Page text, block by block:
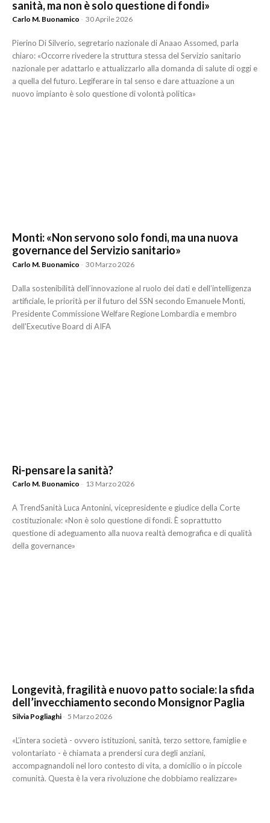
sanità, ma non è solo questione di fondi»
Carlo M. Buonamico - 30 Aprile 2026
Pierino Di Silverio, segretario nazionale di Anaao Assomed, parla
chiaro: «Occorre rivedere la struttura stessa del Servizio sanitario
nazionale per adattarlo e attualizzarlo alla domanda di salute di oggi e
a quella del futuro. Legiferare in tal senso e dare attuazione a un
nuovo impianto è solo questione di volontà politica»
Monti: «Non servono solo fondi, ma una nuova
governance del Servizio sanitario»
Carlo M. Buonamico - 30 Marzo 2026
Dalla sostenibilità dell’innovazione al ruolo dei dati e dell’intelligenza
artificiale, le priorità per il futuro del SSN secondo Emanuele Monti,
Presidente Commissione Welfare Regione Lombardia e membro
dell'Executive Board di AIFA
Ri-pensare la sanità?
Carlo M. Buonamico - 13 Marzo 2026
A TrendSanità Luca Antonini, vicepresidente e giudice della Corte
costituzionale: «Non è solo questione di fondi. È soprattutto
questione di adeguamento alla nuova realtà demografica e di qualità
della governance»
Longevità, fragilità e nuovo patto sociale: la sfida
dell’invecchiamento secondo Monsignor Paglia
Silvia Pogliaghi - 5 Marzo 2026
«L’intera società - ovvero istituzioni, sanità, terzo settore, famiglie e
volontariato - è chiamata a prendersi cura degli anziani,
accompagnandoli nel loro contesto di vita, a domicilio o in piccole
comunità. Questa è la vera rivoluzione che dobbiamo realizzare»